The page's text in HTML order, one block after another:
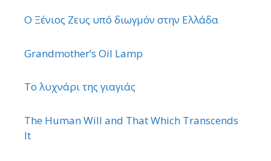
Ο Ξένιος Ζευς υπό διωγμόν στην Ελλάδα
Grandmother’s Oil Lamp
Το λυχνάρι της γιαγιάς
The Human Will and That Which Transcends
It